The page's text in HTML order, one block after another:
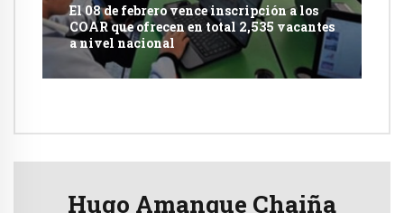
El 08 de febrero vence inscripción a los
COAR que ofrecen en total 2,535 vacantes
a nivel nacional
Hugo Amanque Chaiña